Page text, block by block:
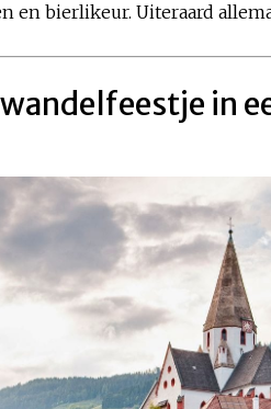
en bierlikeur. Uiteraard
in